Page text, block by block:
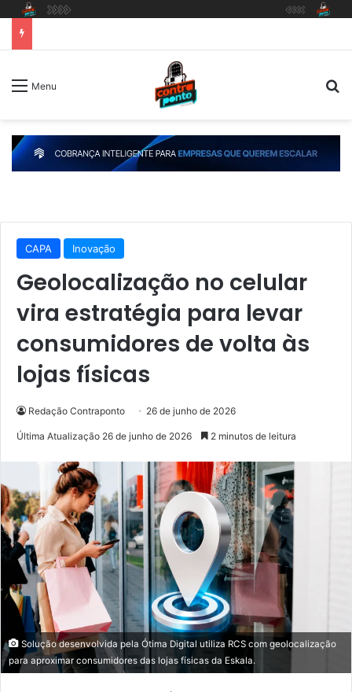
Menu
CAPA Inovação
Geolocalização no celular
vira estratégia para levar
consumidores de volta às
lojas físicas
Redação Contraponto 26 de junho de 2026
Última Atualização 26 de junho de 2026 2 minutos de leitura
Solução desenvolvida pela Ótima Digital utiliza RCS com geolocalização
para aproximar consumidores das lojas físicas da Eskala.